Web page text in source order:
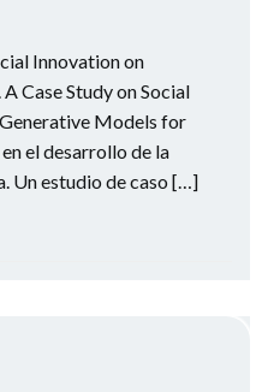
Innovation on
Case Study on Social
Models for
el desarrollo de la
Un estudio de caso […]